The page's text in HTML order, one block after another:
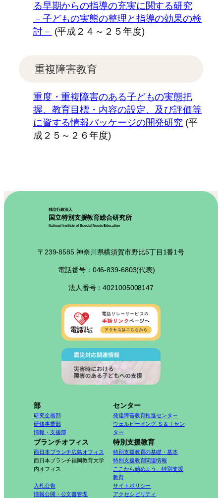
る早期からの指導の充実に関する研究
－子どもの実態の整理と指導の効果の検
討－ (平成２４～２５年度)
重複障害教育
重度・重複障害のある子どもの実態把
握、教育目標・内容の設定、及び評価等
に資する情報パッケージの開発研究 (平
成２５～２６年度)
独立行政法人
国立特別支援教育総合研究所
National Institute of Special Needs Education
〒239-8585 神奈川県横須賀市野比5丁目1番1号
電話番号：046-839-6803(代表)
法人番号：4021005008147
部
研究企画部
研修事業部
情報・支援部
センター
発達障害教育推進センター
ウェルビーイング Ｓ＆Ｉセン
ター
ブランチオフィス
西日本ブランチ広島オフィス
西日本ブランチ福岡教育大学
内オフィス
特別支援教育
特別支援教育の基礎・基本
特別支援教育関連情報
ここから始めよう、特別支援
教育
入札公告
情報公開・公文書管理
サイトポリシー
アクセシビリティ